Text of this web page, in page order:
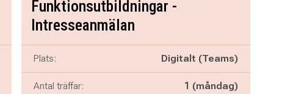
Funktionsutbildningar -
Intresseanmälan
Plats: Digitalt (Teams)
Antal träffar: 1 (måndag)